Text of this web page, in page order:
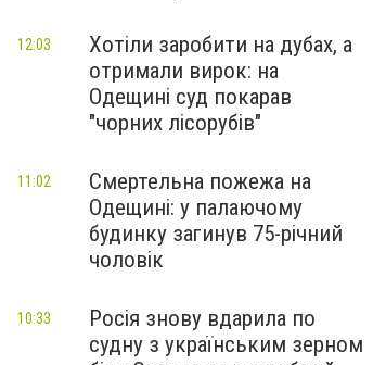
Хотіли заробити на дубах, а
отримали вирок: на
Одещині суд покарав
"чорних лісорубів"
12:03
Смертельна пожежа на
Одещині: у палаючому
будинку загинув 75-річний
чоловік
11:02
Росія знову вдарила по
судну з українським зерном
10:33